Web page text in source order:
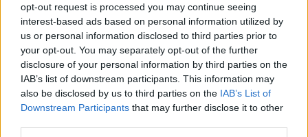
opt-out request is processed you may continue seeing
interest-based ads based on personal information utilized by
us or personal information disclosed to third parties prior to
your opt-out. You may separately opt-out of the further
disclosure of your personal information by third parties on the
IAB’s list of downstream participants. This information may
also be disclosed by us to third parties on the IAB’s List of
Downstream Participants that may further disclose it to other